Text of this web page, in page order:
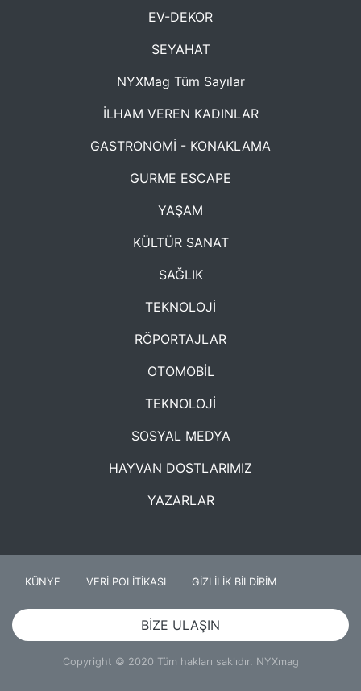
EV-DEKOR
SEYAHAT
NYXMag Tüm Sayılar
İLHAM VEREN KADINLAR
GASTRONOMİ - KONAKLAMA
GURME ESCAPE
YAŞAM
KÜLTÜR SANAT
SAĞLIK
TEKNOLOJİ
RÖPORTAJLAR
OTOMOBİL
TEKNOLOJİ
SOSYAL MEDYA
HAYVAN DOSTLARIMIZ
YAZARLAR
KÜNYE VERİ POLİTİKASI GİZLİLİK BİLDİRİM
BİZE ULAŞIN
Copyright © 2020 Tüm hakları saklıdır. NYXmag